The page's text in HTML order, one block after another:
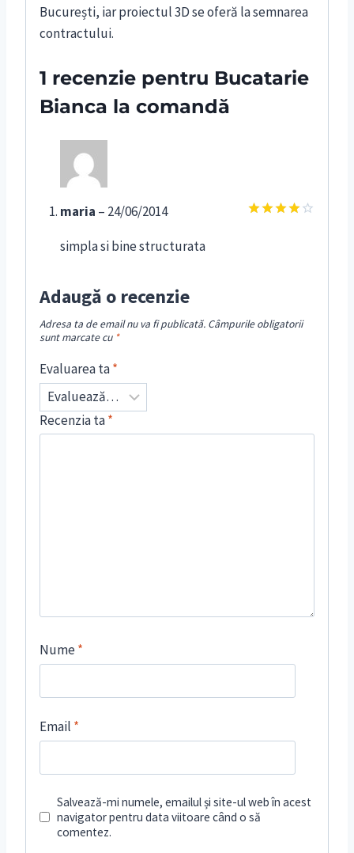
București, iar proiectul 3D se oferă la semnarea
contractului.
1 recenzie pentru Bucatarie
Bianca la comandă
maria – 24/06/2014
simpla si bine structurata
Adaugă o recenzie
Adresa ta de email nu va fi publicată. Câmpurile obligatorii
sunt marcate cu *
Evaluarea ta*
Recenzia ta*
Nume*
Email *
Salvează-mi numele, emailul și site-ul web în acest
navigator pentru data viitoare când o să
comentez.